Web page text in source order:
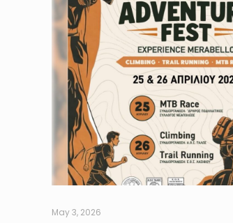
May 3, 2026